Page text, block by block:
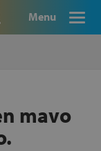
Menu
mavo